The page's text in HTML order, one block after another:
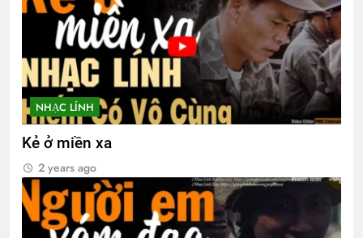
NHẠC LÍNH
Kẻ ở miền xa
2 years ago